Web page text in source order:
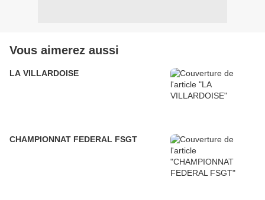
Vous aimerez aussi
LA VILLARDOISE
CHAMPIONNAT FEDERAL FSGT